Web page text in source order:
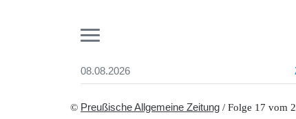
08.08.2026
Start
Suchen und finden
© Preußische Allgemeine Zeitung / Folge 17 vom